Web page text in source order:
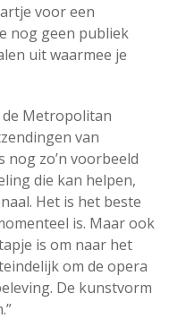
voor een
nog geen publiek
uit waarmee je
de Metropolitan
van
nog zo’n voorbeeld
die kan helpen,
Het is het beste
is. Maar ook
is om naar het
om de opera
De kunstvorm